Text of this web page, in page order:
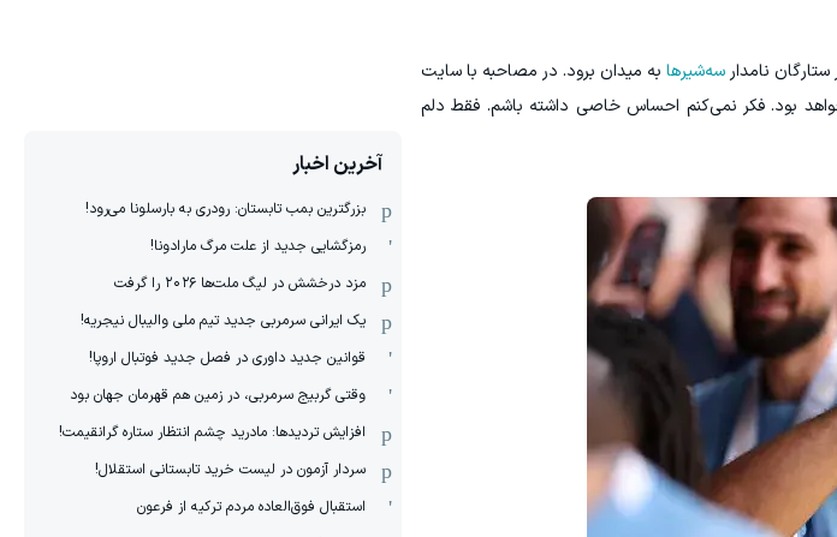
نامدار سه‌شیرهابه میدان برود. در مصاحبه با سایت
بود. فکر نمی‌کنم احساس خاصی داشته باشم. فقط دلم
آخرین اخبار
بزرگترین بمب تابستان: رودری به بارسلونا می‌رود!
رمزگشایی جدید از علت مرگ مارادونا!
مزد درخشش در لیگ ملت‌ها ٢٠٢۶ را گرفت
یک ایرانی سرمربی جدید تیم ملی والیبال نیجریه!
قوانین جدید داوری در فصل جدید فوتبال اروپا!
وقتی گربیج سرمربی، در زمین هم قهرمان جهان بود
افزایش تردیدها: مادرید چشم انتظار ستاره گرانقیمت!
سردار آزمون در لیست خرید تابستانی استقلال!
استقبال فوق‌‌العاده مردم ترکیه از فرعون